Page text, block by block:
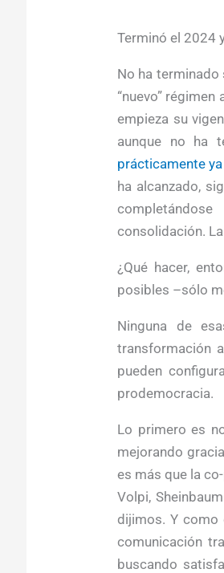
Terminó el 2024
No ha
“nuevo”
empieza su
aunque no ha
prácticamente
ha alcanzado,
consolidación.
¿Qué hacer,
posibles –sólo
Ninguna de
transformación
pueden
prodemocracia.
Lo primero es
mejorando
es más que la
Volpi,
dijimos. Y como
comunicación
buscando